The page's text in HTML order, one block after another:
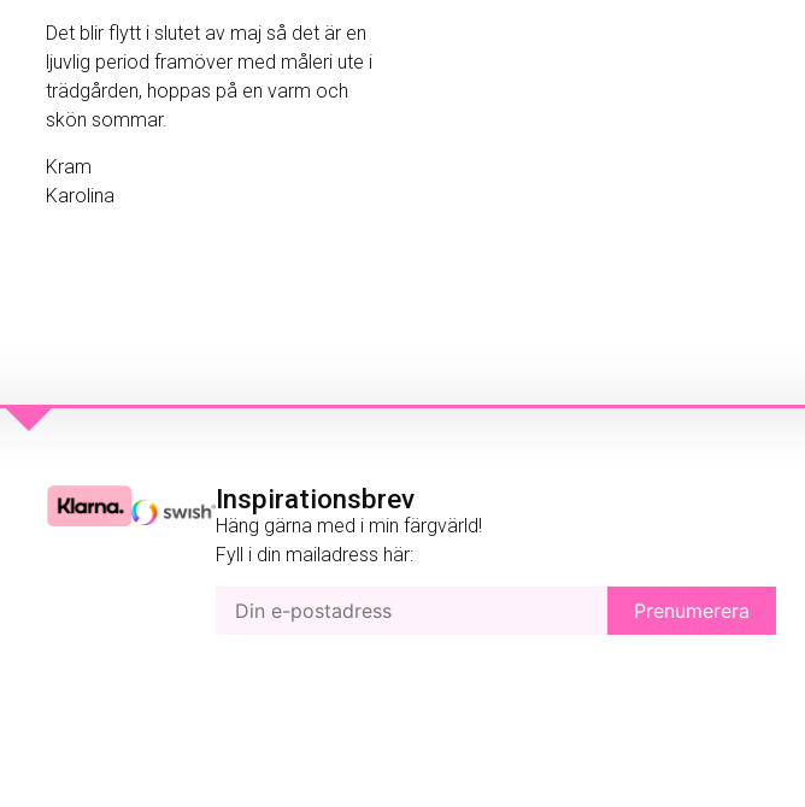
Det blir flytt i slutet av maj så det är en
ljuvlig period framöver med måleri ute i
trädgården, hoppas på en varm och
skön sommar.
Kram
Karolina
Inspirationsbrev
Häng gärna med i min färgvärld!
Fyll i din mailadress här: